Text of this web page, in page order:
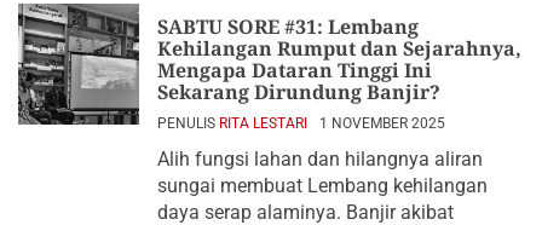
SABTU SORE #31: Lembang
Kehilangan Rumput dan Sejarahnya,
Mengapa Dataran Tinggi Ini
Sekarang Dirundung Banjir?
PENULIS RITA LESTARI 1 NOVEMBER 2025
Alih fungsi lahan dan hilangnya aliran
sungai membuat Lembang kehilangan
daya serap alaminya. Banjir akibat